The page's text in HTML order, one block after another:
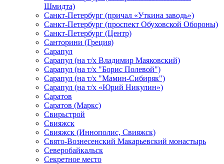
Шмидта)
Санкт-Петербург (причал «Уткина заводь»)
Санкт-Петербург (проспект Обуховской Обороны)
Санкт-Петербург (Центр)
Санторини (Греция)
Сарапул
Сарапул (на т/х Владимир Маяковский)
Сарапул (на т/х "Борис Полевой")
Сарапул (на т/х "Мамин-Сибиряк")
Сарапул (на т/х «Юрий Никулин»)
Саратов
Саратов (Маркс)
Свирьстрой
Свияжск
Свияжск (Иннополис, Свияжск)
Свято-Вознесенский Макарьевский монастырь
Северобайкальск
Секретное место